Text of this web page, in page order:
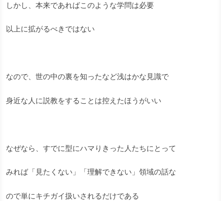
しかし、本来であればこのような学問は必要
以上に拡がるべきではない
なので、世の中の裏を知ったなど浅はかな見識で
身近な人に説教をすることは控えたほうがいい
なぜなら、すでに型にハマりきった人たちにとって
みれば「見たくない」「理解できない」領域の話な
ので単にキチガイ扱いされるだけである